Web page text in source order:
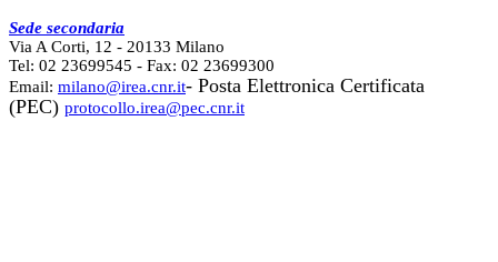
Sede secondaria
Via A Corti, 12 - 20133 Milano
Tel: 02 23699545 - Fax: 02 23699300
Email: milano@irea.cnr.it- Posta Elettronica Certificata
(PEC) protocollo.irea@pec.cnr.it